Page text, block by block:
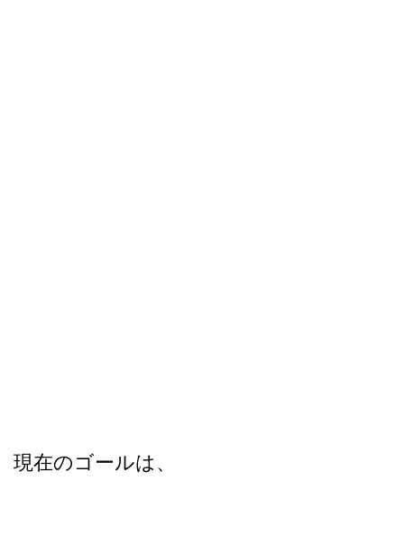
現在のゴールは、